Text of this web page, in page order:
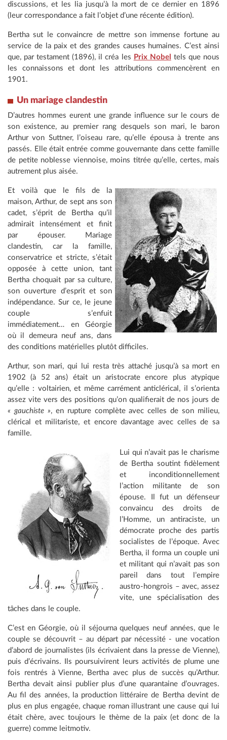
discussions, et les lia jusqu’à la mort de ce dernier en 1896
(leur correspondance a fait l’objet d’une récente édition).
Bertha sut le convaincre de mettre son immense fortune au
service de la paix et des grandes causes humaines. C’est ainsi
que, par testament (1896), il créa les Prix Nobel tels que nous
les connaissons et dont les attributions commencèrent en
1901.
Un mariage clandestin
D’autres hommes eurent une grande influence sur le cours de
son existence, au premier rang desquels son mari, le baron
Arthur von Suttner, l’oiseau rare, qu’elle épousa à trente ans
passés. Elle était entrée comme gouvernante dans cette famille
de petite noblesse viennoise, moins titrée qu’elle, certes, mais
autrement plus aisée.
Et voilà que le fils de la
maison, Arthur, de sept ans son
cadet, s’éprit de Bertha qu’il
admirait intensément et finit
par épouser. Mariage
clandestin, car la famille,
conservatrice et stricte, s’était
opposée à cette union, tant
Bertha choquait par sa culture,
son ouverture d’esprit et son
indépendance. Sur ce, le jeune
couple s’enfuit
immédiatement… en Géorgie
où il demeura neuf ans, dans
des conditions matérielles plutôt difficiles.
Arthur, son mari, qui lui resta très attaché jusqu’à sa mort en
1902 (à 52 ans) était un aristocrate encore plus atypique
qu’elle : voltairien, et même carrément anticlérical, il s’orienta
assez vite vers des positions qu’on qualifierait de nos jours de
« gauchiste », en rupture complète avec celles de son milieu,
clérical et militariste, et encore davantage avec celles de sa
famille.
Lui qui n’avait pas le charisme
de Bertha soutint fidèlement
et inconditionnellement
l’action militante de son
épouse. Il fut un défenseur
convaincu des droits de
l’Homme, un antiraciste, un
démocrate proche des partis
socialistes de l’époque. Avec
Bertha, il forma un couple uni
et militant qui n’avait pas son
pareil dans tout l’empire
austro-hongrois – avec, assez
vite, une spécialisation des
tâches dans le couple.
C’est en Géorgie, où il séjourna quelques neuf années, que le
couple se découvrit – au départ par nécessité - une vocation
d’abord de journalistes (ils écrivaient dans la presse de Vienne),
puis d’écrivains. Ils poursuivirent leurs activités de plume une
fois rentrés à Vienne, Bertha avec plus de succès qu’Arthur.
Bertha devait ainsi publier plus d’une quarantaine d’ouvrages.
Au fil des années, la production littéraire de Bertha devint de
plus en plus engagée, chaque roman illustrant une cause qui lui
était chère, avec toujours le thème de la paix (et donc de la
guerre) comme leitmotiv.